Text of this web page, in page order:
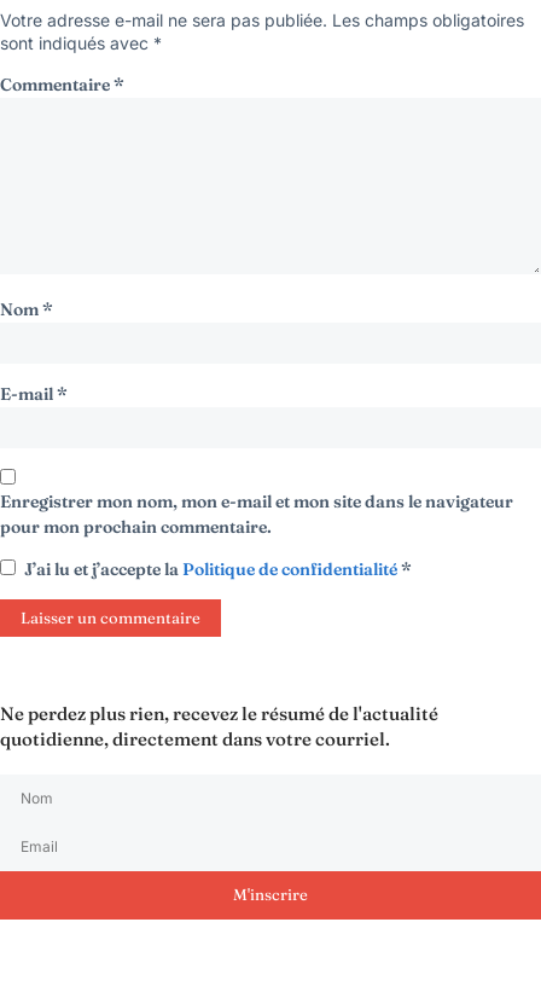
Votre adresse e-mail ne sera pas publiée. Les champs obligatoires
sont indiqués avec *
Commentaire*
Nom*
E-mail*
Enregistrer mon nom, mon e-mail et mon site dans le navigateur
pour mon prochain commentaire.
J’ai lu et j’accepte laPolitique de confidentialité*
Ne perdez plus rien, recevez le résumé de l'actualité
quotidienne, directement dans votre courriel.
M'inscrire